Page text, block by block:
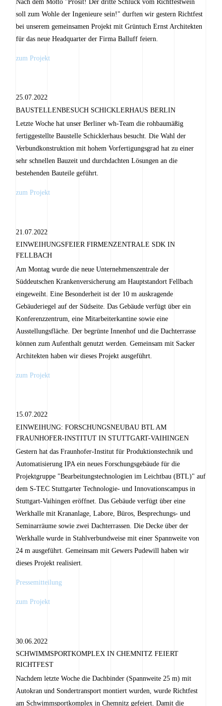
Nach dem Motto "Prosit! Der dritte Schluck vom Richtfestwein
soll zum Wohle der Ingenieure sein!" durften wir gestern Richtfest
bei unserem gemeinsamen Projekt mit Grüntuch Ernst Architekten
für das neue Headquarter der Firma Balluff feiern.
zum Projekt
25.07.2022
BAUSTELLENBESUCH SCHICKLERHAUS BERLIN
Letzte Woche hat unser Berliner wh-Team die rohbaumäßig
fertiggestellte Baustelle Schicklerhaus besucht. Die Wahl der
Verbundkonstruktion mit hohem Vorfertigungsgrad hat zu einer
sehr schnellen Bauzeit und durchdachten Lösungen an die
bestehenden Bauteile geführt.
zum Projekt
21.07.2022
EINWEIHUNGSFEIER FIRMENZENTRALE SDK IN
FELLBACH
Am Montag wurde die neue Unternehmenszentrale der
Süddeutschen Krankenversicherung am Hauptstandort Fellbach
eingeweiht. Eine Besonderheit ist der 10 m auskragende
Gebäuderiegel auf der Südseite. Das Gebäude verfügt über ein
Konferenzzentrum, eine Mitarbeiterkantine sowie eine
Ausstellungsfläche. Der begrünte Innenhof und die Dachterrasse
können zum Aufenthalt genutzt werden. Gemeinsam mit Sacker
Architekten haben wir dieses Projekt ausgeführt.
zum Projekt
15.07.2022
EINWEIHUNG: FORSCHUNGSNEUBAU BTL AM
FRAUNHOFER-INSTITUT IN STUTTGART-VAIHINGEN
Gestern hat das Fraunhofer-Institut für Produktionstechnik und
Automatisierung IPA ein neues Forschungsgebäude für die
Projektgruppe "Bearbeitungstechnologien im Leichtbau (BTL)" auf
dem S-TEC Stuttgarter Technologie- und Innovationscampus in
Stuttgart-Vaihingen eröffnet. Das Gebäude verfügt über eine
Werkhalle mit Krananlage, Labore, Büros, Besprechungs- und
Seminarräume sowie zwei Dachterrassen. Die Decke über der
Werkhalle wurde in Stahlverbundweise mit einer Spannweite von
24 m ausgeführt. Gemeinsam mit Gewers Pudewill haben wir
dieses Projekt realisiert.
Pressemitteilung
zum Projekt
30.06.2022
SCHWIMMSPORTKOMPLEX IN CHEMNITZ FEIERT
RICHTFEST
Nachdem letzte Woche die Dachbinder (Spannweite 25 m) mit
Autokran und Sondertransport montiert wurden, wurde Richtfest
am Schwimmsportkomplex in Chemnitz gefeiert. Damit die